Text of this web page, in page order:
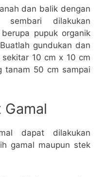
dan balik dengan
sembari dilakukan
pupuk organik
gundukan dan
10 cm x 10 cm
tanam 50 cm sampai
dapat dilakukan
gamal maupun stek